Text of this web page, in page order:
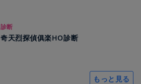
診断
奇天烈探偵俱楽HO診断
もっと見る